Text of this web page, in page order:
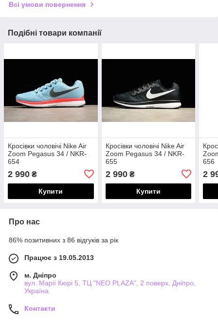
Всі умови повернення
Подібні товари компанії
Кросівки чоловічі Nike Air
Zoom Pegasus 34 / NKR-
654
2 990 ₴
Купити
Кросівки чоловічі Nike Air
Zoom Pegasus 34 / NKR-
655
2 990₴
Купити
656
2
Про нас
86% позитивних з 86 відгуків за рік
Працює з 19.05.2013
м. Дніпро
вул. Марії Кюрі 5, ТЦ "NEO PLAZA", 2 поверх, Дніпро,
Україна
Контакти